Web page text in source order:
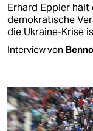
Erhard Eppler
demokratische
die Ukraine-Krise
Interview von